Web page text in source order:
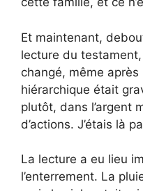
Et maintenant,
lecture du testament,
changé, même après
hiérarchique était
plutôt, dans l’argent
d’actions. J’étais là
La lecture a eu lieu
l’enterrement. La